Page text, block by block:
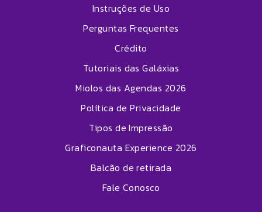
Instruções de Uso
Perguntas Frequentes
Crédito
Tutoriais das Galáxias
Miolos das Agendas 2026
Política de Privacidade
Tipos de Impressão
Graficonauta Experience 2026
Balcão de retirada
Fale Conosco